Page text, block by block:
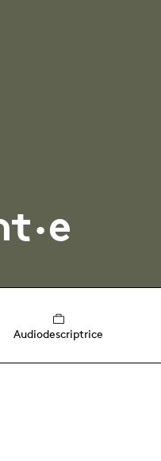
Audiodescriptrice